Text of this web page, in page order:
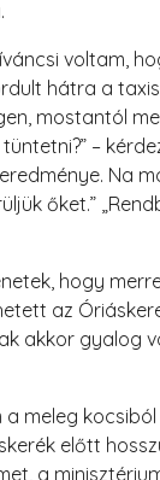
voltam,
hátra a
mostantól
–
Na
őket.”
hogy
az
akkor gyalog
meleg
előtt
a